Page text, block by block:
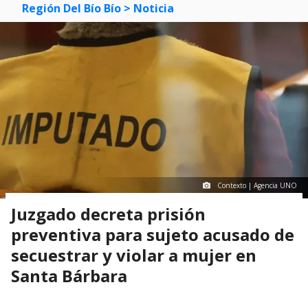
Región Del Bío Bío > Noticia
Contexto | Agencia UNO
Juzgado decreta prisión
preventiva para sujeto acusado de
secuestrar y violar a mujer en
Santa Bárbara